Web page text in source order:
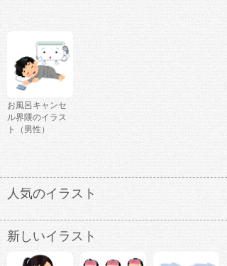
お風呂キャンセ
ル界隈のイラス
ト（男性）
人気のイラスト
新しいイラスト